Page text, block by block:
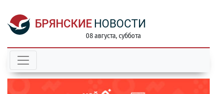
БРЯНСКИЕ НОВОСТИ
08 августа, суббота